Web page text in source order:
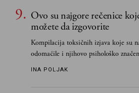
Ovo su najgore rečenice
možete da izgovorite
Kompilacija toksičnih izjava koje su
odomaćile i njihovo psihološko
INA POLJAK